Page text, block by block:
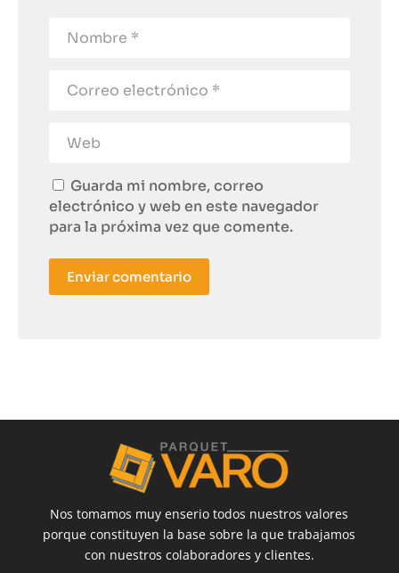
Guarda mi nombre, correo
electrónico y web en este navegador
para la próxima vez que comente.
Enviar comentario
Nos tomamos muy enserio todos nuestros valores
porque constituyen la base sobre la que trabajamos
con nuestros colaboradores y clientes.